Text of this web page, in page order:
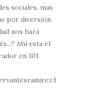
sociales, mas
por diversión.
nos hará
Ahí esta el
en 101